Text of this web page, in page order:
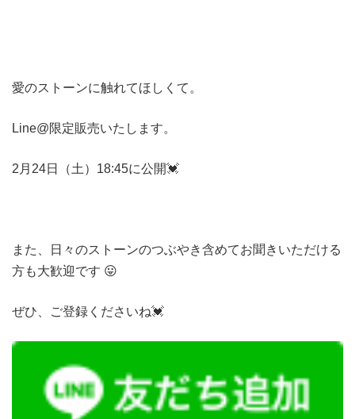
愛のストーンに触れてほしくて。
Line@限定販売いたします。
2月24日（土）18:45に公開💓
また、日々のストーンのつぶやき含めてお聞きいただける
方も大歓迎です 😛
ぜひ、ご登録くださいね💓